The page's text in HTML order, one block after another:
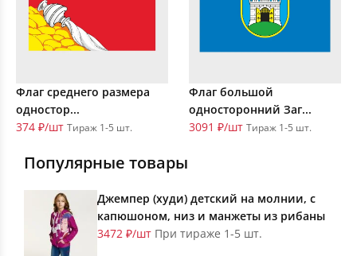
Флаг среднего размера
одностор...
374 ₽/шт Тираж 1-5 шт.
Флаг большой
односторонний Заг...
3091 ₽/шт Тираж 1-5 шт.
Популярные товары
Джемпер (худи) детский на молнии, с
капюшоном, низ и манжеты из рибаны
3472 ₽/шт При тираже 1-5 шт.